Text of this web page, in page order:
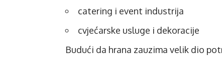
catering i event industrija
cvjećarske usluge i dekoracije
Budući da hrana zauzima velik dio